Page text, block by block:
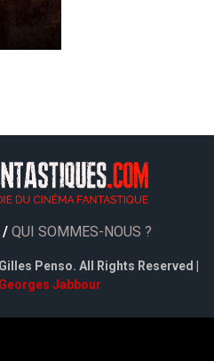
/ QUI SOMMES-NOUS ?
Penso. All Rights Reserved |
Georges Jabbour